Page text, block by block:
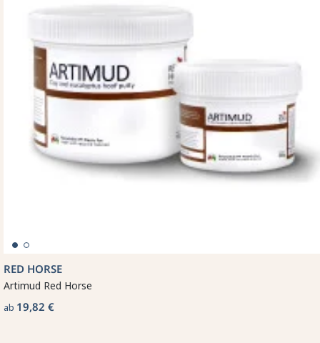
RED HORSE
Artimud Red Horse
ab 19,82 €